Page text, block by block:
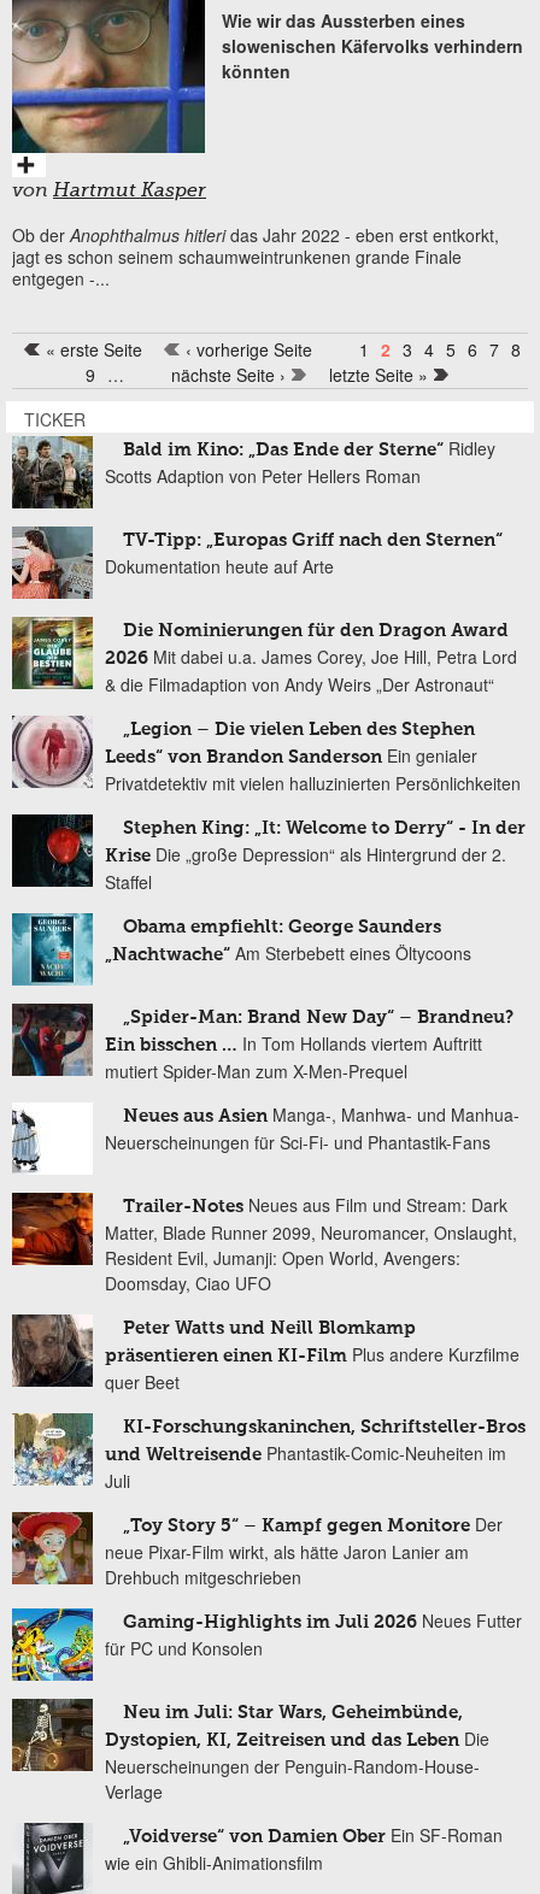
Wie wir das Aussterben eines
slowenischen Käfervolks verhindern
könnten
von Hartmut Kasper
Ob der Anophthalmus hitleridas Jahr 2022 - eben erst entkorkt,
jagt es schon seinem schaumweintrunkenen grande Finale
entgegen -...
Seiten
« erste Seite ‹ vorherige Seite 1 2 3 4 5 6 7 8
9 … nächste Seite ›
letzte Seite »
TICKER
Bald im Kino: „Das Ende der Sterne“ Ridley
Scotts Adaption von Peter Hellers Roman
TV-Tipp: „Europas Griff nach den Sternen“
Dokumentation heute auf Arte
Die Nominierungen für den Dragon Award
2026 Mit dabei u.a. James Corey, Joe Hill, Petra Lord
& die Filmadaption von Andy Weirs „Der Astronaut“
„Legion – Die vielen Leben des Stephen
Leeds“ von Brandon Sanderson Ein genialer
Privatdetektiv mit vielen halluzinierten Persönlichkeiten
Stephen King: „It: Welcome to Derry“ - In der
Krise Die „große Depression“ als Hintergrund der 2.
Staffel
Obama empfiehlt: George Saunders
„Nachtwache“ Am Sterbebett eines Öltycoons
„Spider-Man: Brand New Day“ – Brandneu?
Ein bisschen … In Tom Hollands viertem Auftritt
mutiert Spider-Man zum X-Men-Prequel
Neues aus Asien Manga-, Manhwa- und Manhua-
Neuerscheinungen für Sci-Fi- und Phantastik-Fans
Trailer-Notes Neues aus Film und Stream: Dark
Matter, Blade Runner 2099, Neuromancer, Onslaught,
Resident Evil, Jumanji: Open World, Avengers:
Doomsday, Ciao UFO
Peter Watts und Neill Blomkamp
präsentieren einen KI-Film Plus andere Kurzfilme
quer Beet
KI-Forschungskaninchen, Schriftsteller-Bros
und Weltreisende Phantastik-Comic-Neuheiten im
Juli
„Toy Story 5“ – Kampf gegen Monitore Der
neue Pixar-Film wirkt, als hätte Jaron Lanier am
Drehbuch mitgeschrieben
Gaming-Highlights im Juli 2026 Neues Futter
für PC und Konsolen
Neu im Juli: Star Wars, Geheimbünde,
Dystopien, KI, Zeitreisen und das Leben Die
Neuerscheinungen der Penguin-Random-House-
Verlage
„Voidverse“ von Damien Ober Ein SF-Roman
wie ein Ghibli-Animationsfilm